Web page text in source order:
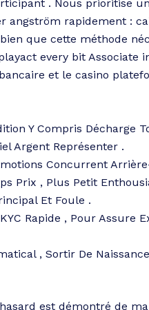
. Nous prioritise
angström rapidement :
que cette méthode
every bit Associate
et le casino
Y Compris Décharge
Argent Représenter .
Concurrent
Prix , Plus Petit
Et Foule .
Rapide , Pour Assure
, Sortir De
est démontré de